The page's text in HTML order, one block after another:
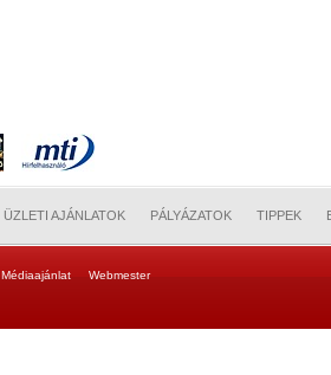
ÜZLETI AJÁNLATOK PÁLYÁZATOK TIPPEK
Médiaajánlat Webmester